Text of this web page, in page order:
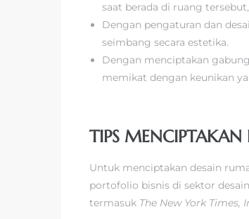
saat berada di ruang
Dengan pengaturan dan
seimbang secara estetika.
Dengan menciptakan
memikat dengan keunikan
TIPS
Untuk menciptakan desain
portofolio bisnis di sektor
termasuk The New York Times,